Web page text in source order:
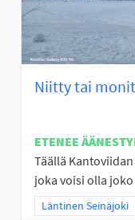
Niitty tai
ETENEE
Täällä
joka voisi olla
Rajaa tulokset
Läntinen Seinäjoki